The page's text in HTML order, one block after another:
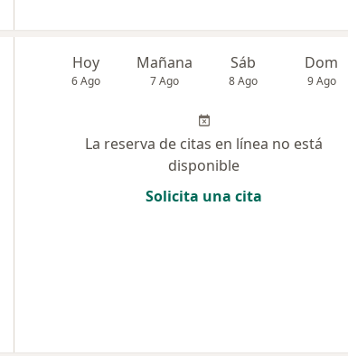
Hoy
6 Ago
Mañana
7 Ago
Sáb
8 Ago
Dom
9 Ago
La reserva de citas en línea no está
disponible
Solicita una cita